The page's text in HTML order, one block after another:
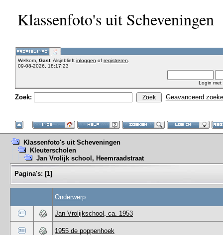
Klassenfoto's uit Scheveningen
Welkom, Gast. Alsjeblieft inloggen of registreren
09-08-2026, 18:17:23
Login met
Zoek: Geavanceerd
Klassenfoto's uit Scheveningen
Kleuterscholen
Jan Vrolijk school, Heemraadstraat
Pagina's: [1]
Onderwerp
Jan Vrolijkschool, ca. 1953
1955 de poppenhoek